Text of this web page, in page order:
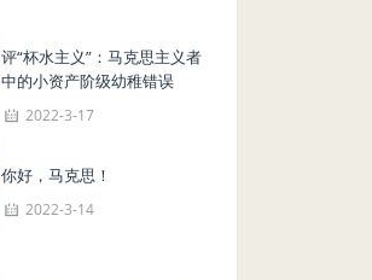
评“杯水主义”：马克思主义者
中的小资产阶级幼稚错误
2022-3-17
你好，马克思！
2022-3-14